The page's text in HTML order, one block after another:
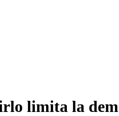
limita la